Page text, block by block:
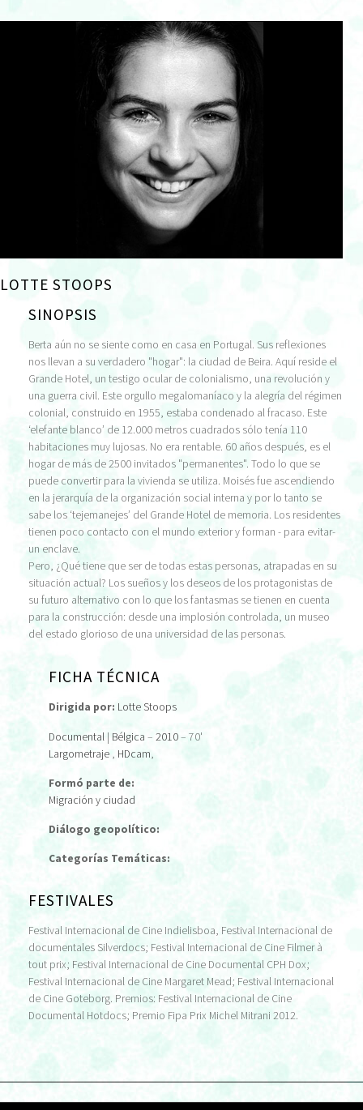
LOTTE STOOPS
SINOPSIS
Berta aún no se siente como en casa en Portugal. Sus reflexiones
nos llevan a su verdadero "hogar": la ciudad de Beira. Aquí reside el
Grande Hotel, un testigo ocular de colonialismo, una revolución y
una guerra civil. Este orgullo megalomaníaco y la alegría del régimen
colonial, construido en 1955, estaba condenado al fracaso. Este
‘elefante blanco’ de 12.000 metros cuadrados sólo tenía 110
habitaciones muy lujosas. No era rentable. 60 años después, es el
hogar de más de 2500 invitados "permanentes". Todo lo que se
puede convertir para la vivienda se utiliza. Moisés fue ascendiendo
en la jerarquía de la organización social interna y por lo tanto se
sabe los ‘tejemanejes’ del Grande Hotel de memoria. Los residentes
tienen poco contacto con el mundo exterior y forman - para evitar-
un enclave.
Pero, ¿Qué tiene que ser de todas estas personas, atrapadas en su
situación actual? Los sueños y los deseos de los protagonistas de
su futuro alternativo con lo que los fantasmas se tienen en cuenta
para la construcción: desde una implosión controlada, un museo
del estado glorioso de una universidad de las personas.
FICHA TÉCNICA
Dirigida por: Lotte Stoops
Documental | Bélgica – 2010– 70'
Largometraje , HDcam,
Formó parte de:
Migración y ciudad
Diálogo geopolítico:
Categorías Temáticas:
FESTIVALES
Festival Internacional de Cine Indielisboa, Festival Internacional de
documentales Silverdocs; Festival Internacional de Cine Filmer à
tout prix; Festival Internacional de Cine Documental CPH Dox;
Festival Internacional de Cine Margaret Mead; Festival Internacional
de Cine Goteborg. Premios: Festival Internacional de Cine
Documental Hotdocs; Premio Fipa Prix Michel Mitrani 2012.